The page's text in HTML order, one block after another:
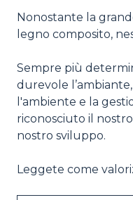
Nonostante la
legno composito,
Sempre più
durevole
l'ambiente e la
riconosciuto il
nostro sviluppo.
Leggete come